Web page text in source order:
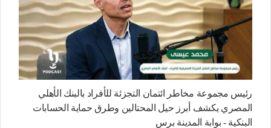
رئيس مجموعة مخاطر ائتمان التجزئة للأفراد بالبنك الأهلي
المصري يكشف أبرز حيل المحتالين وطرق حماية الحسابات
البنكية - بوابة المدينة برس